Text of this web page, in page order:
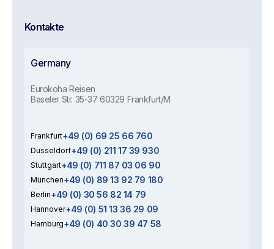
Kontakte
Germany
Eurokoha Reisen
Baseler Str. 35-37 60329 Frankfurt/M
Frankfurt+49 (0) 69 25 66 760
Düsseldorf+49 (0) 211 17 39 930
Stuttgart+49 (0) 711 87 03 06 90
München+49 (0) 89 13 92 79 180
Berlin+49 (0) 30 56 82 14 79
Hannover+49 (0) 51 13 36 29 09
Hamburg+49 (0) 40 30 39 47 58